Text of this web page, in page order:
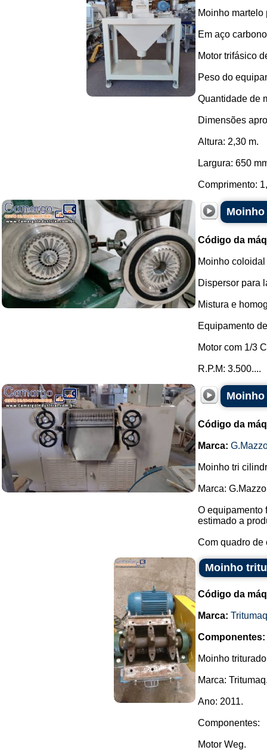
Moinho martelo
Em aço
Motor trifásico
Peso do
Quantidade de
Dimensões
Altura: 2,30 m.
Largura: 650
Comprimento:
Código da
Moinho
Dispersor para
Mistura e
Equipamento
Motor com 1/3
R.P.M: 3.500....
Código da
Marca:
Moinho tri
Marca:
O equipamento
estimado a
Com quadro de
Moinho
Código da
Marca: Tritumaq
Componentes:
Moinho
Marca:
Ano: 2011.
Componentes:
Motor Weg.